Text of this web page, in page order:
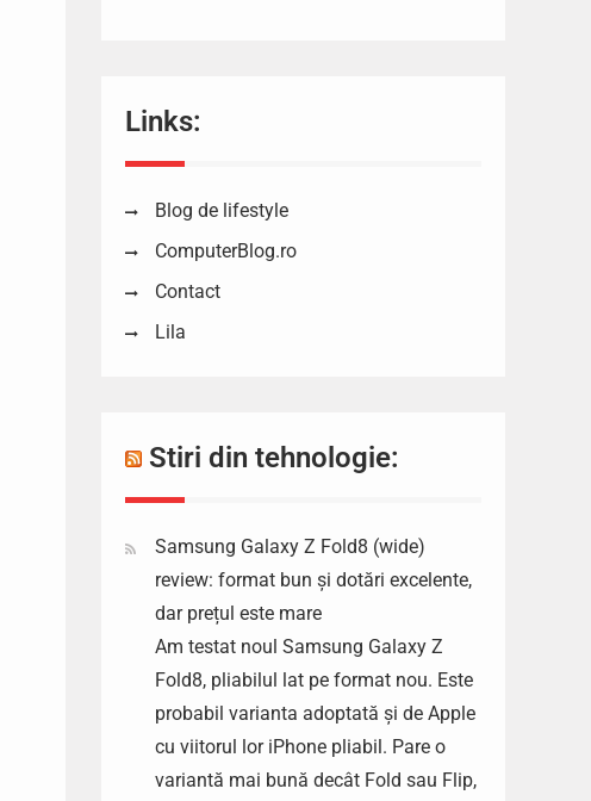
Links:
Blog de lifestyle
ComputerBlog.ro
Contact
Lila
Stiri din tehnologie:
Samsung Galaxy Z Fold8 (wide)
review: format bun și dotări excelente,
dar prețul este mare
Am testat noul Samsung Galaxy Z
Fold8, pliabilul lat pe format nou. Este
probabil varianta adoptată și de Apple
cu viitorul lor iPhone pliabil. Pare o
variantă mai bună decât Fold sau Flip,